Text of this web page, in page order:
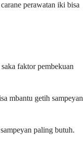
perawatan iki bisa
faktor pembekuan
mbantu getih sampeyan
paling butuh.